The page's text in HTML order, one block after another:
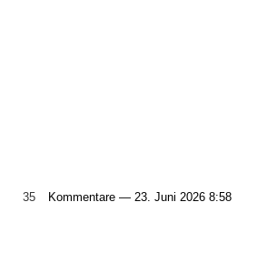
35 Kommentare — 23. Juni 2026 8:58